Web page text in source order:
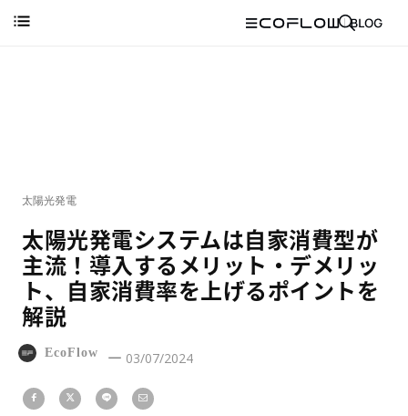
太陽光発電
太陽光発電システムは自家消費型が
主流！導入するメリット・デメリッ
ト、自家消費率を上げるポイントを
解説
EcoFlow 03/07/2024